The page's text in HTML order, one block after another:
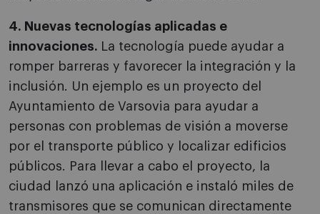
4. Nuevas tecnologías aplicadas e
innovaciones. La tecnología puede ayudar a
romper barreras y favorecer la integración y la
inclusión. Un ejemplo es un proyecto del
Ayuntamiento de Varsovia para ayudar a
personas con problemas de visión a moverse
por el transporte público y localizar edificios
públicos. Para llevar a cabo el proyecto, la
ciudad lanzó una aplicación e instaló miles de
transmisores que se comunican directamente